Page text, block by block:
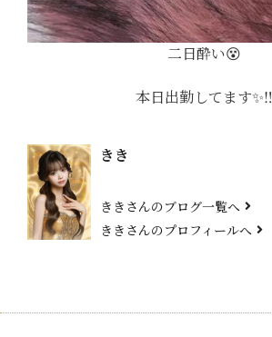
二日酔い😵
本日出勤してます✨‼︎
きき
ききさんのブログ一覧へ
ききさんのプロフィールへ